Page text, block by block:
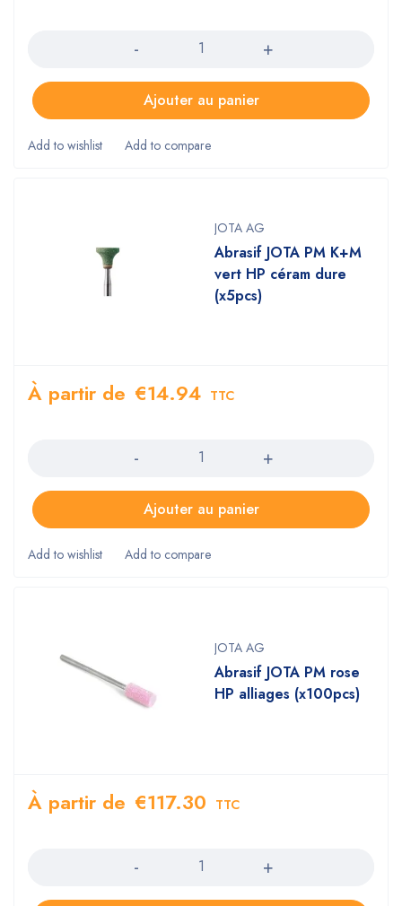
Ajouter au panier
JOTA AG
Abrasif JOTA PM K+M
vert HP céram dure
(x5pcs)
À partir de €14.94 TTC
Ajouter au panier
JOTA AG
Abrasif JOTA PM rose
HP alliages (x100pcs)
À partir de €117.30 TTC